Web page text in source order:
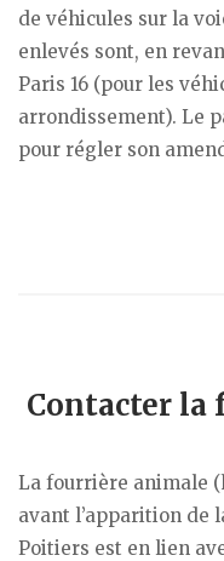
de véhicules sur la
enlevés sont, en
Paris 16 (pour les
arrondissement). Le
pour régler son
Contacter la
La fourrière animale
avant l’apparition de
Poitiers est en lien